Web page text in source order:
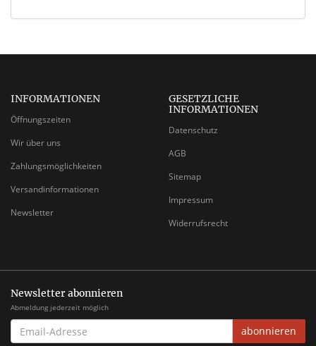
INFORMATIONEN
Öffnungszeiten
Wir über uns
Zahlungsmöglichkeiten
Versandinformationen
Newsletter
GESETZLICHE
INFORMATIONEN
Datenschutz
AGB
Sitemap
Impressum
Widerrufsrecht
Newsletter abonnieren
Abmeldung jederzeit möglich
EMAIL-
ADRESSE
abonnieren